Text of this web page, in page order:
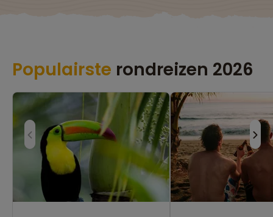
Populairste rondreizen 2026